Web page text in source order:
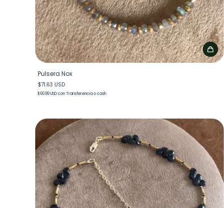
Pulsera Nox
$71.63 USD
$60.89 USDconTransferencia o cash